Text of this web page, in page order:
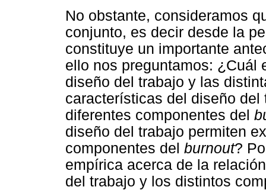
No obstante, consideramos
conjunto, es decir desde la
constituye un importante
ello nos preguntamos: ¿Cuál
diseño del trabajo y las
características del diseño
diferentes componentes del
diseño del trabajo permiten
componentes del burnout?
empírica acerca de la
del trabajo y los distintos